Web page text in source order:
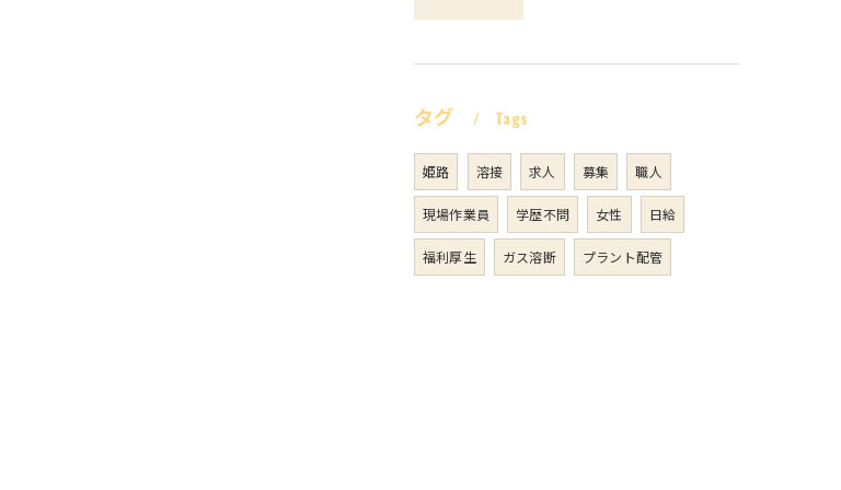
タグ Tags
姫路 溶接 求人 募集 職人
現場作業員 学歴不問 女性 日給
福利厚生 ガス溶断 プラント配管